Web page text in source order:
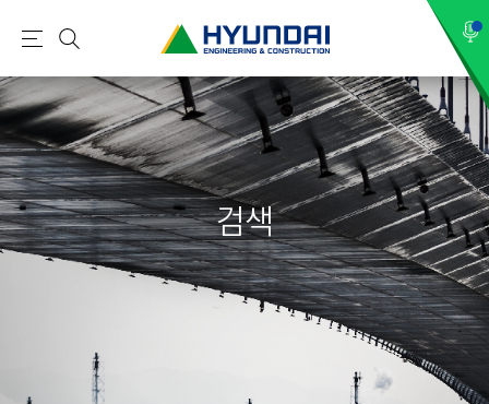
현
건
설
(
H
Y
U
N
메
뉴
검
색
검색